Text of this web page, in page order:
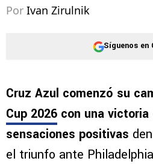
Por Ivan Zirulnik
Síguenos en
Cruz Azul comenzó su
Cup 2026 con una victoria
sensaciones positivas
el triunfo ante